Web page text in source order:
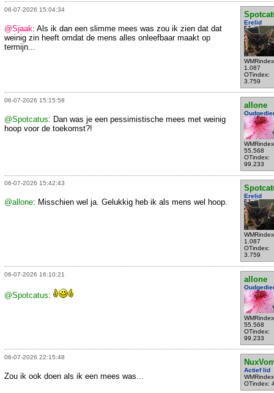
06-07-2026 15:04:34
Erelid
1.087
OTindex:
3.759
@Sjaak: Als ik dan een slimme mees was zou ik zien dat dat
weinig zin heeft omdat de mens alles onleefbaar maakt op
termijn...
06-07-2026 15:15:58
allone
55.568
OTindex:
99.233
@Spotcatus: Dan was je een pessimistische mees met weinig
hoop voor de toekomst?!
06-07-2026 15:42:43
Erelid
1.087
OTindex:
3.759
@allone: Misschien wel ja. Gelukkig heb ik als mens wel hoop.
06-07-2026 16:10:21
allone
55.568
OTindex:
99.233
@Spotcatus:
06-07-2026 22:15:48
Actief lid
OTindex:
Zou ik ook doen als ik een mees was...